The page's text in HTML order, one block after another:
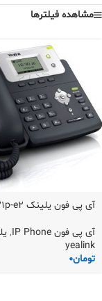
مشاهده فیلترها
آی پی فون یلینک t21p-e2
آی پی فون IP Phone ,
yealink
تومان0